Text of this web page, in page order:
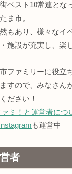
ベスト10常連とな
ま市。
もあり、様々なイ
施設が充実し、楽
ファミリーに役立
すので、みなさん
ださい！
ミ！と運営者につ
Instagram も運営中
者